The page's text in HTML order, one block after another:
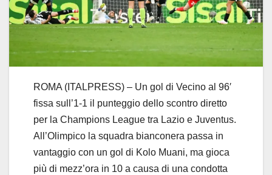
ROMA (ITALPRESS) – Un gol di Vecino al 96′
fissa sull’1-1 il punteggio dello scontro diretto
per la Champions League tra Lazio e Juventus.
All’Olimpico la squadra bianconera passa in
vantaggio con un gol di Kolo Muani, ma gioca
più di mezz’ora in 10 a causa di una condotta